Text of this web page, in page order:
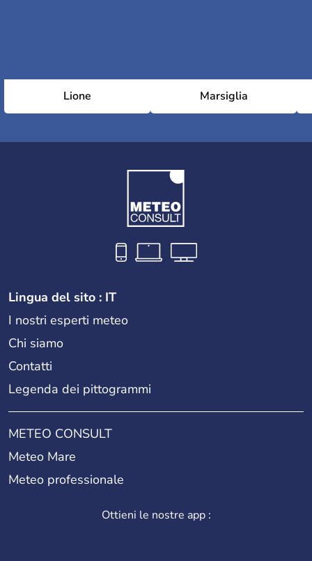
Lione Marsiglia
Lingua del sito : IT
I nostri esperti meteo
Chi siamo
Contatti
Legenda dei pittogrammi
METEO CONSULT
Meteo Mare
Meteo professionale
Ottieni le nostre app :